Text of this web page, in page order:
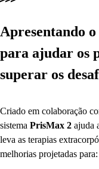
Apresentando
para ajudar os
superar os
Criado em colaboração
sistema PrisMax 2 ajuda
leva as terapias
melhorias projetadas para: